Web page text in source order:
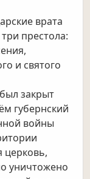
врата
престола:
и святого
закрыт
губернский
войны
церковь,
уничтожено